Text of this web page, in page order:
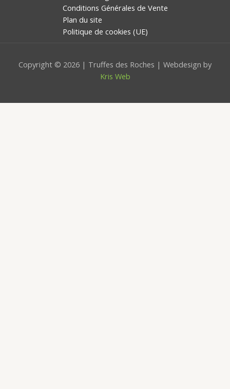
Conditions Générales de Vente
Plan du site
Politique de cookies (UE)
Copyright © 2026 | Truffes des Roches | Webdesign by
Kris Web